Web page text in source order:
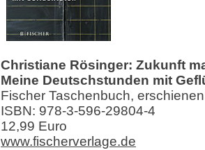
Christiane Rösinger: Zukunft
Meine Deutschstunden mit
Fischer Taschenbuch,
ISBN: 978-3-596-29804-4
12,99 Euro
www.fischerverlage.de